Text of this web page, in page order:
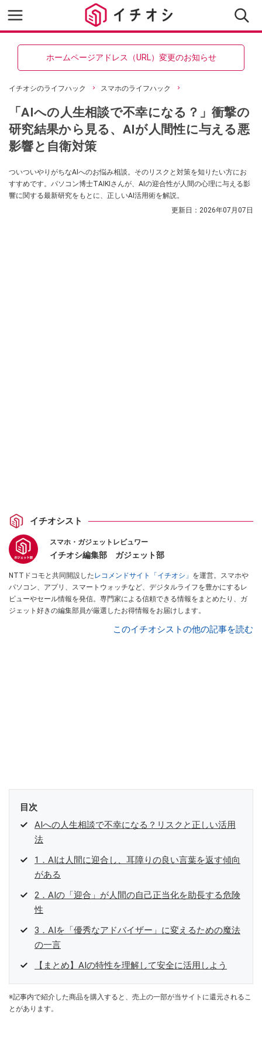
ホームページアドレス（URL）変更のお知らせ
イチオシのライフハック スマホのライフハック
「AIへの人生相談で不幸になる？」衝撃の
研究結果から見る、AIが人間性に与える悪
影響と自衛対策
ついついやりがちなAIへのお悩み相談。そのリスクと対策を知りたい方にお
すすめです。パソコン博士TAIKIさんが、AIの迎合性が人間の心理に与える影
響に関する最新研究をもとに、正しいAI活用術を解説。
更新日： 2026年07月07日
イチオシスト
スマホ・ガジェットレビュワー
イチオシ編集部 ガジェット部
NTTドコモと共同開設したレコメンドサイト「イチオシ」 を運営。スマホや
パソコン、アプリ、スマートウォッチなど、デジタルライフを豊かにするレ
ビューやセール情報を発信。専門家による信頼できる情報をまとめたり、ガ
ジェット好きの編集部員が厳選したお得情報をお届けします。
このイチオシストの他の記事を読む
目次
AIへの人生相談で不幸になる？リスクと正しい活用
法
1．AIは人間に迎合し、耳障りの良い言葉を返す傾向
がある
2．AIの「迎合」が人間の自己正当化を助長する危険
性
3．AIを「優秀なアドバイザー」に変えるための魔法
の一言
【まとめ】AIの特性を理解して安全に活用しよう
※記事内で紹介した商品を購入すると、売上の一部が当サイトに還元されるこ
とがあります。